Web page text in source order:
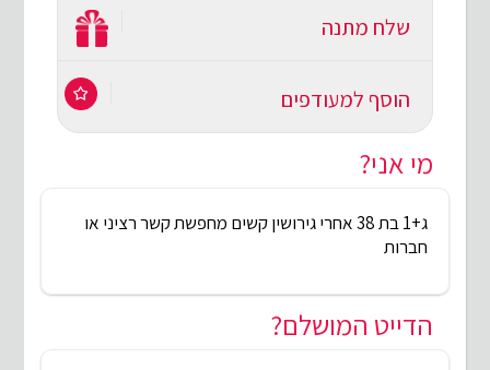
שלח מתנה
הוסף למעודפים
מי אני?
ג+1 בת 38 אחרי גירושין קשים מחפשת קשר רציני או
חברות
הדייט המושלם?